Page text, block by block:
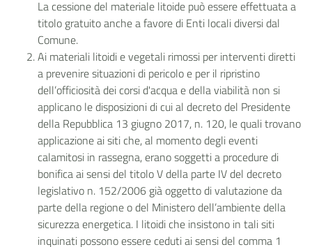
La cessione del materiale litoide può essere effettuata a
titolo gratuito anche a favore di Enti locali diversi dal
Comune.
Ai materiali litoidi e vegetali rimossi per interventi diretti
a prevenire situazioni di pericolo e per il ripristino
dell’officiosità dei corsi d'acqua e della viabilità non si
applicano le disposizioni di cui al decreto del Presidente
della Repubblica 13 giugno 2017, n. 120, le quali trovano
applicazione ai siti che, al momento degli eventi
calamitosi in rassegna, erano soggetti a procedure di
bonifica ai sensi del titolo V della parte IV del decreto
legislativo n. 152/2006 già oggetto di valutazione da
parte della regione o del Ministero dell’ambiente della
sicurezza energetica. I litoidi che insistono in tali siti
inquinati possono essere ceduti ai sensi del comma 1